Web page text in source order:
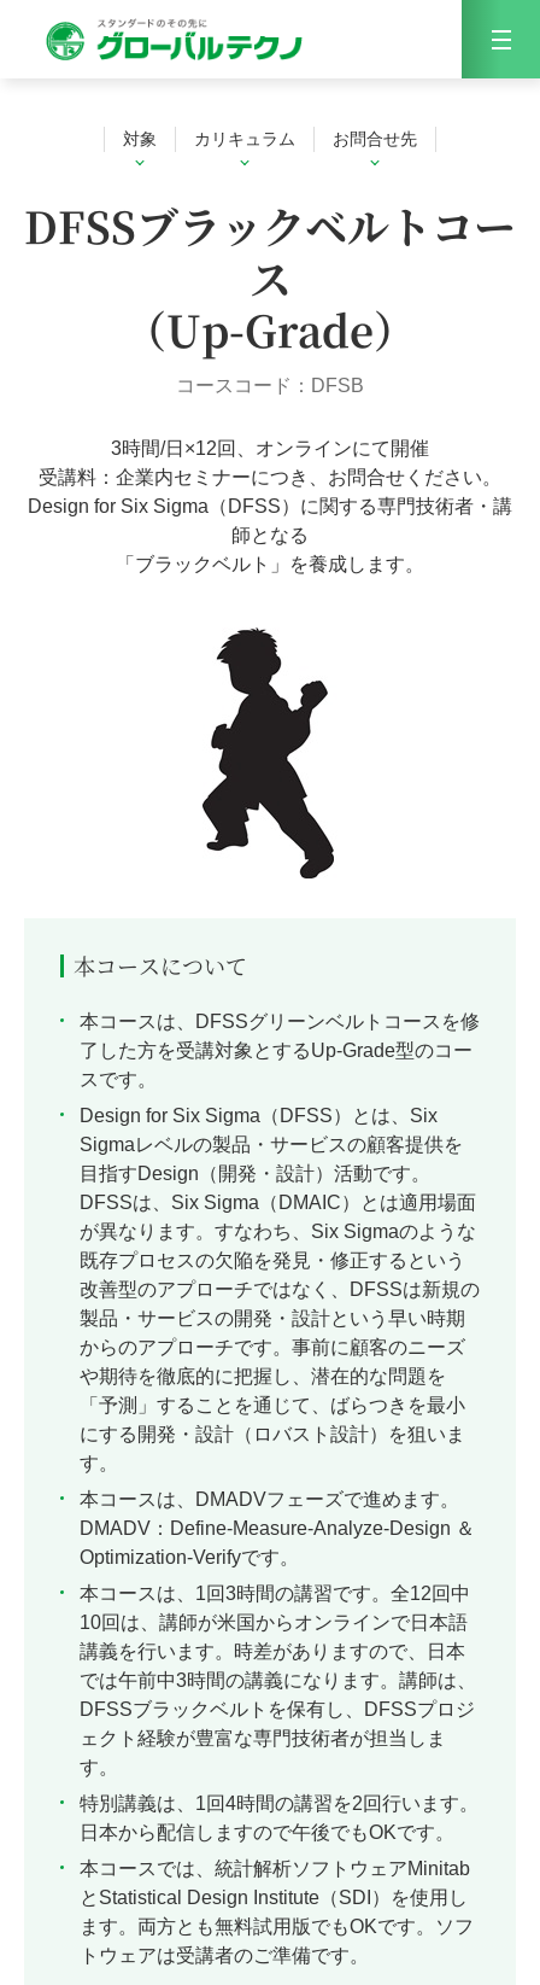
Menu
対象 カリキュラム お問合せ先
DFSSブラックベルトコー
ス
（Up-Grade）
コースコード：DFSB
3時間/日×12回、オンラインにて開催
受講料：企業内セミナーにつき、お問合せください。
Design for Six Sigma（DFSS）に関する専門技術者・講
師となる
「ブラックベルト」を養成します。
本コースについて
本コースは、DFSSグリーンベルトコースを修
了した方を受講対象とするUp-Grade型のコー
スです。
Design for Six Sigma（DFSS）とは、Six
Sigmaレベルの製品・サービスの顧客提供を
目指すDesign（開発・設計）活動です。
DFSSは、Six Sigma（DMAIC）とは適用場面
が異なります。すなわち、Six Sigmaのような
既存プロセスの欠陥を発見・修正するという
改善型のアプローチではなく、DFSSは新規の
製品・サービスの開発・設計という早い時期
からのアプローチです。事前に顧客のニーズ
や期待を徹底的に把握し、潜在的な問題を
「予測」することを通じて、ばらつきを最小
にする開発・設計（ロバスト設計）を狙いま
す。
本コースは、DMADVフェーズで進めます。
DMADV：Define-Measure-Analyze-Design ＆
Optimization-Verifyです。
本コースは、1回3時間の講習です。全12回中
10回は、講師が米国からオンラインで日本語
講義を行います。時差がありますので、日本
では午前中3時間の講義になります。講師は、
DFSSブラックベルトを保有し、DFSSプロジ
ェクト経験が豊富な専門技術者が担当しま
す。
特別講義は、1回4時間の講習を2回行います。
日本から配信しますので午後でもOKです。
本コースでは、統計解析ソフトウェアMinitab
とStatistical Design Institute（SDI）を使用し
ます。両方とも無料試用版でもOKです。ソフ
トウェアは受講者のご準備です。